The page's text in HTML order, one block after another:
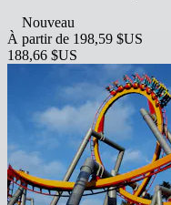
Nouveau
À partir de 198,59 $US
188,66 $US